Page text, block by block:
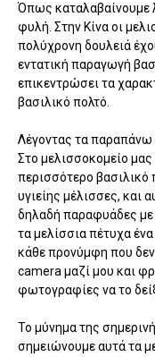
Όπως καταλαβαίνουμε
φυλή. Στην Κίνα οι
πολύχρονη δουλειά
εντατική παραγωγή
επικεντρώσει τα
βασιλικό πολτό.
Λέγοντας τα
Στο μελισσοκομείο
περισσότερο βασιλικό
υγιείης μέλισσες, και
δηλαδή παραφυάδες
τα μελίσσια πέτυχα
κάθε προνύμφη που
camera μαζί μου και
φωτογραφίες να το
Το μύνημα της
σημειώνουμε αυτά τα